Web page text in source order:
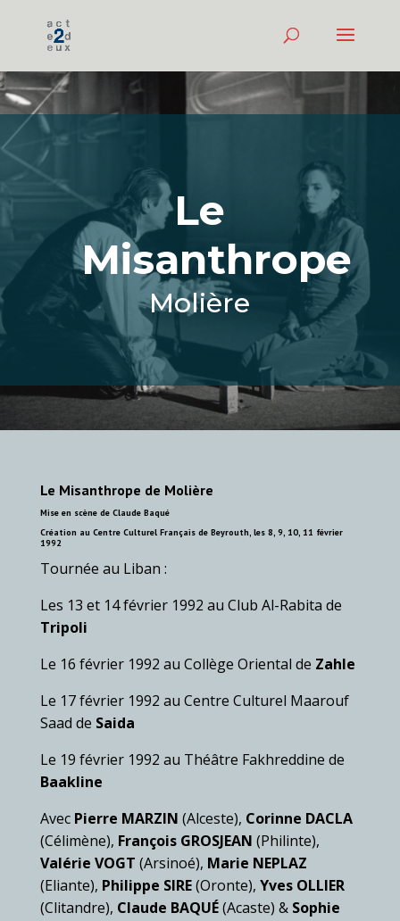
Le
Misanthrope
Molière
Le Misanthrope de Molière
Mise en scène de Claude Baqué
Création au Centre Culturel Français de Beyrouth, les 8, 9, 10, 11 février
1992
Tournée au Liban :
Les 13 et 14 février 1992 au Club Al-Rabita de
Tripoli
Le 16 février 1992 au Collège Oriental de Zahle
Le 17 février 1992 au Centre Culturel Maarouf
Saad de Saida
Le 19 février 1992 au Théâtre Fakhreddine de
Baakline
Avec Pierre MARZIN (Alceste), Corinne DACLA
(Célimène), François GROSJEAN (Philinte),
Valérie VOGT (Arsinoé), Marie NEPLAZ
(Eliante), Philippe SIRE(Oronte), Yves OLLIER
(Clitandre), Claude BAQUÉ(Acaste) & Sophie